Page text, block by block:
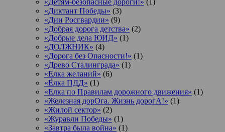
«Детям-безопасные дороги!» (1)
«Диктант Победы» (3)
«Дни Росгвардии» (9)
«Добрая дорога детства» (2)
«Добрые дела ЮИД» (1)
«ДОЛЖНИК» (4)
«Дорога без Опасности!» (1)
«Древо Сталинграда» (1)
«Елка желаний» (6)
«Ёлка ПДД» (1)
«Елка по Правилам дорожного движения» (1)
«Железная дорОга. Жизнь дорогА!» (1)
«Жилой сектор» (2)
«Журавли Победы» (1)
«Завтра была война» (1)